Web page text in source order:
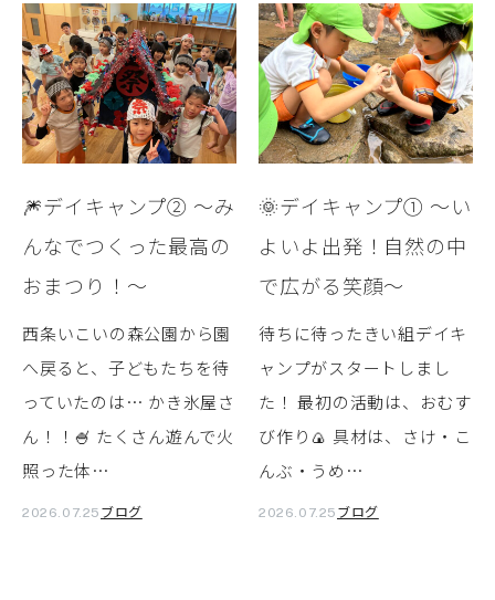
🎆デイキャンプ② ～み
んなでつくった最高の
おまつり！～
西条いこいの森公園から園
へ戻ると、子どもたちを待
っていたのは… かき氷屋さ
ん！！🍧 たくさん遊んで火
照った体…
2026.07.25 ブログ
🌞デイキャンプ① ～い
よいよ出発！自然の中
で広がる笑顔～
待ちに待ったきい組デイキ
ャンプがスタートしまし
た！ 最初の活動は、おむす
び作り🍙 具材は、さけ・こ
んぶ・うめ…
2026.07.25 ブログ